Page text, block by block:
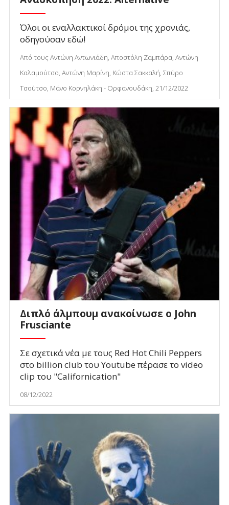
Όλοι οι εναλλακτικοί δρόμοι της χρονιάς,
οδηγούσαν εδώ!
Από τους Αντώνη Αντωνιάδη, Αποστόλη Ζαμπάρα, Αντώνη
Καλαμούτσο, Αντώνη Μαρίνη, Κώστα Σακκαλή, Σπύρο
Τσούτσο, Μάνο Κορνηλάκη - Ορφανουδάκη, 21/12/2022
Διπλό άλμπουμ ανακοίνωσε ο John
Frusciante
Σε σχετικά νέα με τους Red Hot Chili Peppers
στο billion club του Youtube πέρασε το video
clip του "Californication"
08/12/2022